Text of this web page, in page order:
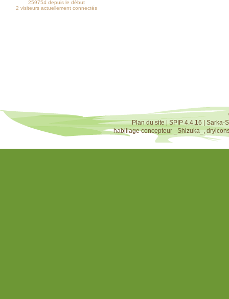
259754 depuis le début
2 visiteurs actuellement connectés
Plan du site|SPIP 4.4.16
Sarka-
habillage concepteur
_Shizuka_,